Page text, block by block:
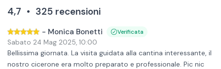
4,7 • 325 recensioni
- Monica Bonetti Verificata
Sabato 24 Mag 2025, 10:00
Bellissima giornata. La visita guidata alla cantina interessante, il
nostro cicerone era molto preparato e professionale. Pic nic